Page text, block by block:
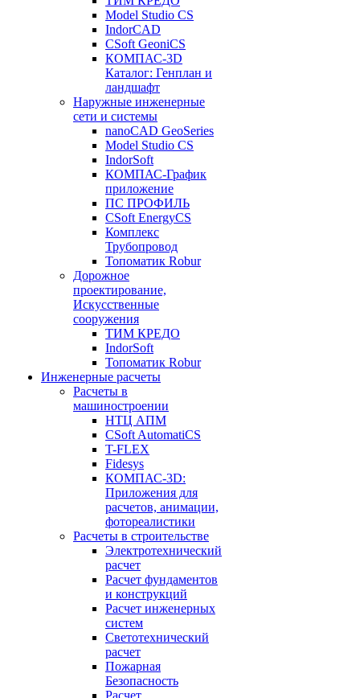
Model Studio CS
IndorCAD
CSoft GeoniCS
КОМПАС-3D
Каталог: Генплан и
ландшафт
Наружные инженерные
сети и системы
nanoCAD GeoSeries
Model Studio CS
IndorSoft
КОМПАС-График
приложение
ПС ПРОФИЛЬ
CSoft EnergyCS
Комплекс
Трубопровод
Топоматик Robur
Дорожное
проектирование,
Искусственные
сооружения
ТИМ КРЕДО
IndorSoft
Топоматик Robur
Инженерные расчеты
Расчеты в
машиностроении
НТЦ АПМ
CSoft AutomatiCS
T-FLEX
Fidesys
КОМПАС-3D:
Приложения для
расчетов, анимации,
фотореалистики
Расчеты в строительстве
Электротехнический
расчет
Расчет фундаментов
и конструкций
Расчет инженерных
систем
Светотехнический
расчет
Пожарная
Безопасность
Расчет